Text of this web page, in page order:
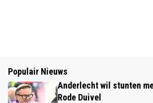
Populair Nieuws
Anderlecht wil stunten
Rode Duivel